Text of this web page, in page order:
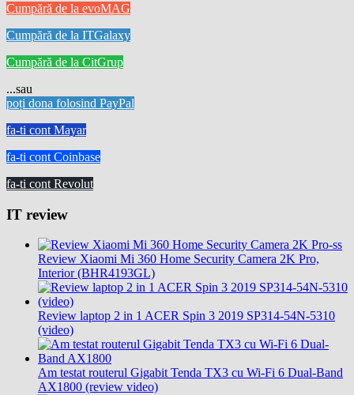
Cumpără de la evoMAG
Cumpără de la ITGalaxy
Cumpără de la CitGrup
...sau
poți dona folosind PayPal
fa-ti cont Mayar
fa-ti cont Coinbase
fa-ti cont Revolut
IT review
Review Xiaomi Mi 360 Home Security Camera 2K Pro,
Interior (BHR4193GL)
Review laptop 2 in 1 ACER Spin 3 2019 SP314-54N-5310
(video)
Am testat routerul Gigabit Tenda TX3 cu Wi-Fi 6 Dual-Band
AX1800 (review video)